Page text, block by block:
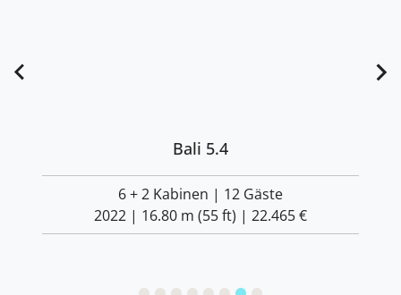
Bali 5.4
6 + 2 Kabinen | 12 Gäste
2022 | 16.80 m (55 ft) | 22.465 €